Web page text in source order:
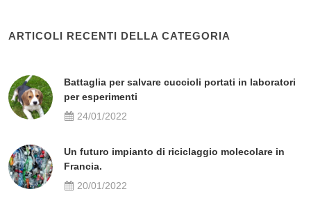
ARTICOLI RECENTI DELLA CATEGORIA
Battaglia per salvare cuccioli portati in laboratori
per esperimenti
24/01/2022
Un futuro impianto di riciclaggio molecolare in
Francia.
20/01/2022